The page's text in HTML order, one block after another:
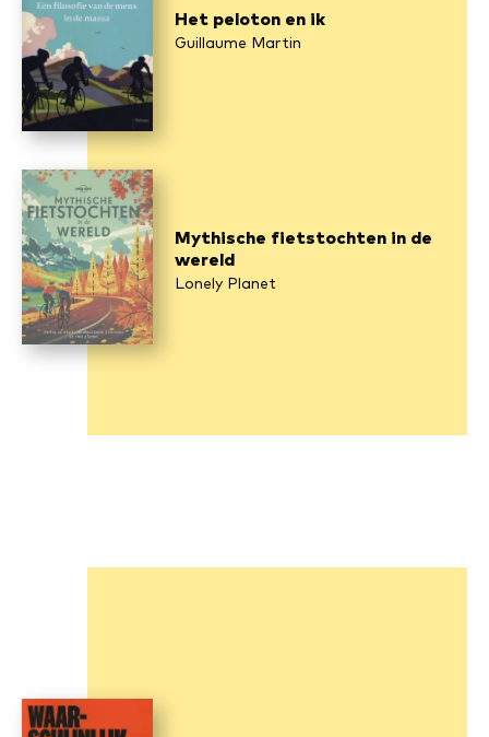
Het peloton en ik
Guillaume Martin
Mythische fietstochten in de
wereld
Lonely Planet